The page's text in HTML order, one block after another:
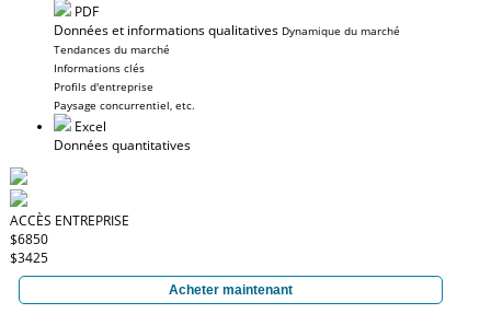
PDF
Données et informations qualitatives Dynamique du marché
Tendances du marché
Informations clés
Profils d'entreprise
Paysage concurrentiel, etc.
Excel
Données quantitatives
ACCÈS ENTREPRISE
$6850
$3425
Acheter maintenant